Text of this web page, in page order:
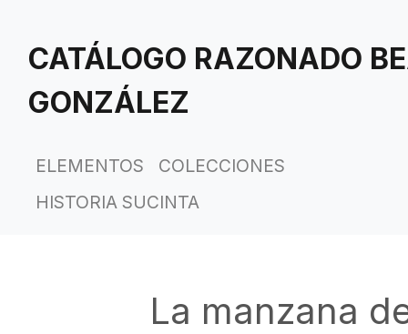
contenido
CATÁLOGO RAZONADO
GONZÁLEZ
ELEMENTOS
COLECCIONES
HISTORIA SUCINTA
La manzana